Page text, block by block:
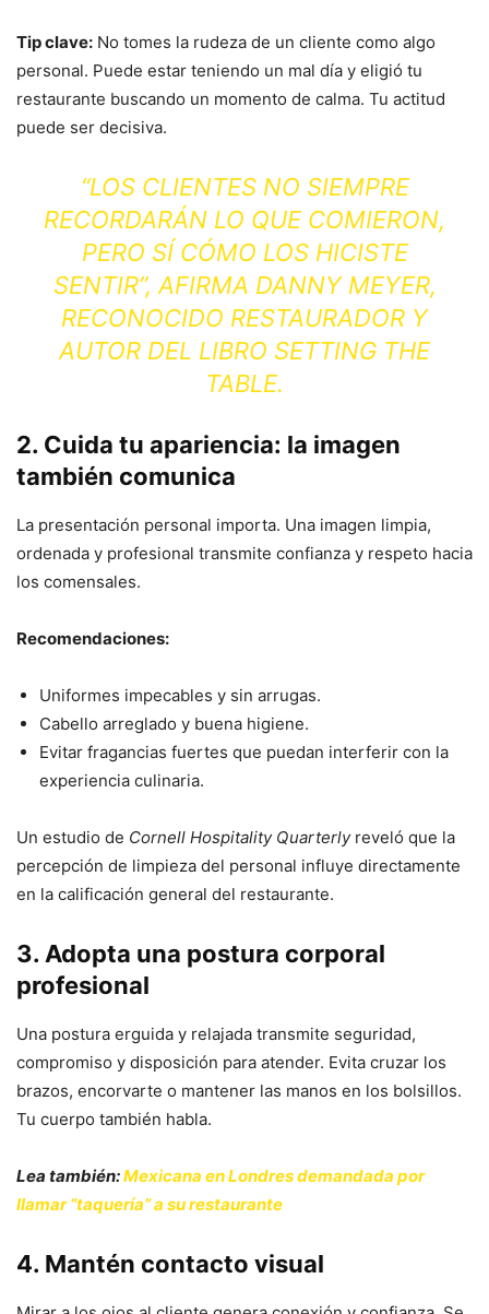
Tip clave: No tomes la rudeza de un cliente como algo
personal. Puede estar teniendo un mal día y eligió tu
restaurante buscando un momento de calma. Tu actitud
puede ser decisiva.
“LOS CLIENTES NO SIEMPRE
RECORDARÁN LO QUE COMIERON,
PERO SÍ CÓMO LOS HICISTE
SENTIR”, AFIRMA DANNY MEYER,
RECONOCIDO RESTAURADOR Y
AUTOR DEL LIBRO SETTING THE
TABLE.
2. Cuida tu apariencia: la imagen
también comunica
La presentación personal importa. Una imagen limpia,
ordenada y profesional transmite confianza y respeto hacia
los comensales.
Recomendaciones:
Uniformes impecables y sin arrugas.
Cabello arreglado y buena higiene.
Evitar fragancias fuertes que puedan interferir con la
experiencia culinaria.
Un estudio de Cornell Hospitality Quarterlyreveló que la
percepción de limpieza del personal influye directamente
en la calificación general del restaurante.
3. Adopta una postura corporal
profesional
Una postura erguida y relajada transmite seguridad,
compromiso y disposición para atender. Evita cruzar los
brazos, encorvarte o mantener las manos en los bolsillos.
Tu cuerpo también habla.
Lea también:Mexicana en Londres demandada por
llamar “taquería” a su restaurante
4. Mantén contacto visual